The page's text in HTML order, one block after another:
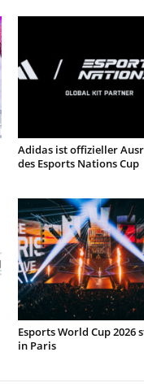
Adidas ist offizieller
des Esports Nations Cup
Esports World Cup 2026
in Paris